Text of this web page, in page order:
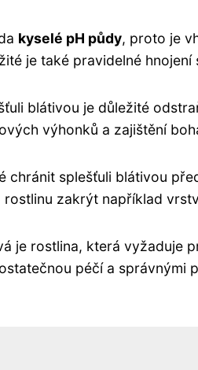
kyselé pH půdy, proto je
je také pravidelné
blátivou je důležité
výhonků a zajištění
chránit splešťuli blátivou
zakrýt například
je rostlina, která vyžaduje
péčí a správnými